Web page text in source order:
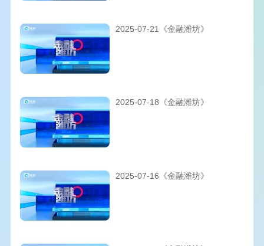
2025-07-21《金融潍坊》
2025-07-18《金融潍坊》
2025-07-16《金融潍坊》